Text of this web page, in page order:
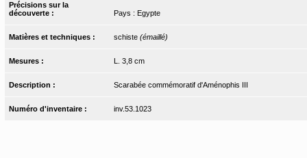
Précisions sur la
découverte :
Pays : Egypte
Matières et techniques : schiste (émaillé)
Mesures : L. 3,8 cm
Description : Scarabée commémoratif d'Aménophis III
Numéro d'inventaire : inv.53.1023